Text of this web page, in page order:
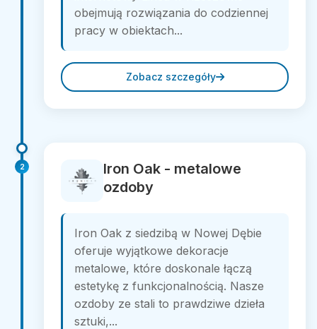
obejmują rozwiązania do codziennej
pracy w obiektach...
Zobacz szczegóły
2
Iron Oak - metalowe
ozdoby
Iron Oak z siedzibą w Nowej Dębie
oferuje wyjątkowe dekoracje
metalowe, które doskonale łączą
estetykę z funkcjonalnością. Nasze
ozdoby ze stali to prawdziwe dzieła
sztuki,...